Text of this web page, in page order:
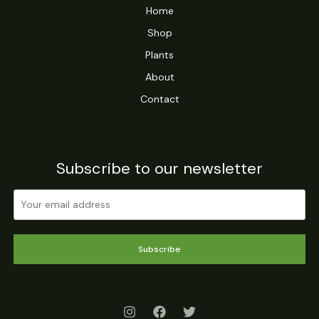
Home
Shop
Plants
About
Contact
Subscribe to our newsletter
Subscribe